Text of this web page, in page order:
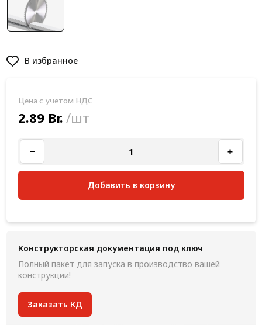
Услуги дополнительной обработки профиля
В избранное
Цена с учетом НДС
2.89 Br. /шт
Добавить в корзину
Конструкторская документация под ключ
Полный пакет для запуска в производство вашей
конструкции!
Заказать КД